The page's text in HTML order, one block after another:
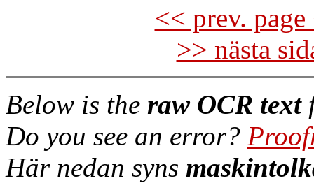
<< prev.
>> nästa
Below is the raw OCR text
Do you see an error?
Här nedan syns